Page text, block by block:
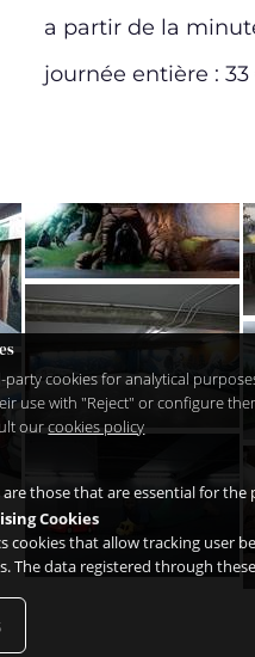
a partir de la
journée entière :
cookies for analytical
use with "Reject" or configure
ourcookies policy
are those that are essential for
Cookies
cookies that allow tracking user
The data registered through